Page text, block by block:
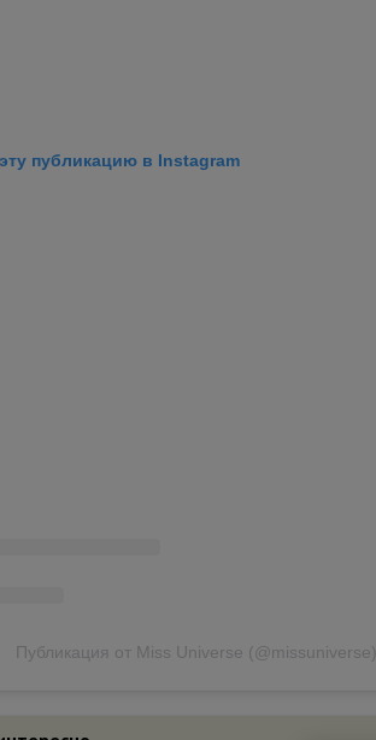
публикацию в Instagram
Публикация от Miss Universe (@missuniverse)